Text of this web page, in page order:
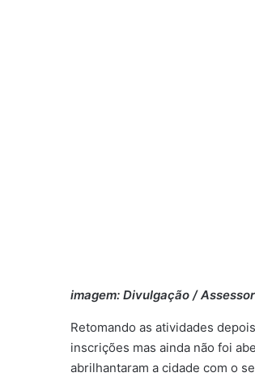
imagem: Divulgação /
Retomando as atividades
inscrições mas ainda não foi
abrilhantaram a cidade com o